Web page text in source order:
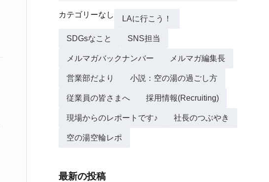
カテゴリーなし LAに行こう！
SDGsなこと SNS担当
メルマガバックナンバー メルマガ編集長
営業部だより 小説：空の湯の過ごし方
従業員の皆さまへ 採用情報(Recruiting)
現場からのレポートです♪ 社長のつぶやき
空の湯空輪レポ
最新の投稿